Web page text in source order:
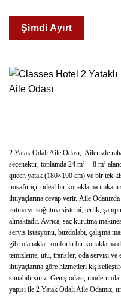
Şimdi Ayırt
2 Yatak Odalı Aile Odası, Ailenizle
seçenektir, toplamda 24 m² + 8 m²
queen yatak (180×190 cm) ve bir tek
misafir için ideal bir konaklama
ihtiyaçlarına cevap verir. Aile
ısıtma ve soğutma sistemi, terlik,
almaktadır. Ayrıca, saç kurutma
servis istasyonu, buzdolabı, çalışma
gibi olanaklar konforlu bir konaklama
temizleme, ütü, transfer, oda servisi ve
ihtiyaçlarına göre hizmetleri
sunabilirsiniz. Geniş odası, modern
yapısı ile 2 Yatak Odalı Aile